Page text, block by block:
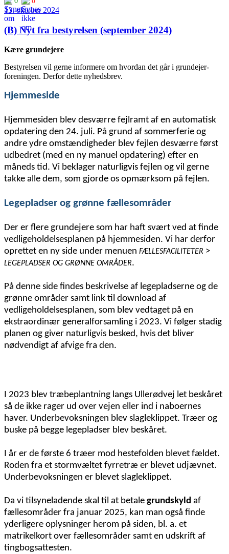
13. oktober 2024
(B) Nyt fra bestyrelsen (september 2024)
Kære grundejere
Bestyrelsen vil gerne informere om hvordan det går i grundejer­
foreningen. Derfor dette nyhedsbrev.
Hjemmeside
Hjemmesiden blev desværre fejlramt af en automatisk
opdatering den 24. juli. På grund af sommerferie og
andre ydre omstændigheder blev fejlen desværre først
udbedret (med en ny manuel opdatering) efter en
måneds tid. Vi beklager naturligvis fejlen og vil gerne
takke alle dem, som gjorde os opmærksom på fejlen.
Legepladser og grønne fællesområder
Der er flere grundejere som har haft svært ved at finde
vedligeholdelsesplanen på hjemmesiden. Vi har derfor
oprettet en ny side under menuen FÆLLESFACILITETER >
LEGEPLADSER OG GRØNNE OMRÅDER.
På denne side findes beskrivelse af legepladserne og de
grønne områder samt link til download af
vedligeholdelsesplanen, som blev vedtaget på en
ekstraordinær generalforsamling i 2023. Vi følger stadig
planen og giver naturligvis besked, hvis det bliver
nødvendigt af afvige fra den.
I 2023 blev træbeplantning langs Ullerødvej let beskåret
så de ikke rager ud over vejen eller ind i naboernes
haver. Underbevoksningen blev slagleklippet. Træer og
buske på begge legepladser blev beskåret.
I år er de første 6 træer mod hestefolden blevet fældet.
Roden fra et stormvæltet fyrretræ er blevet udjævnet.
Underbevoksningen er blevet slagleklippet.
Da vi tilsyneladende skal til at betale grundskyld af
fællesområder fra januar 2025, kan man også finde
yderligere oplysninger herom på siden, bl. a. et
matrikelkort over fællesområder samt en udskrift af
tingbogsattesten.